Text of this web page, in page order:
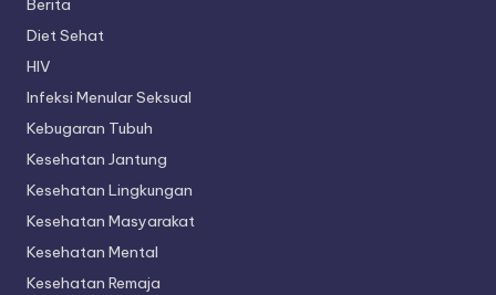
Berita
Diet Sehat
HIV
Infeksi Menular Seksual
Kebugaran Tubuh
Kesehatan Jantung
Kesehatan Lingkungan
Kesehatan Masyarakat
Kesehatan Mental
Kesehatan Remaja